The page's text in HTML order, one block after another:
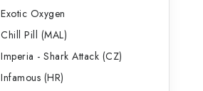
Exotic Oxygen
Chill Pill (MAL)
Imperia - Shark Attack (CZ)
Infamous (HR)